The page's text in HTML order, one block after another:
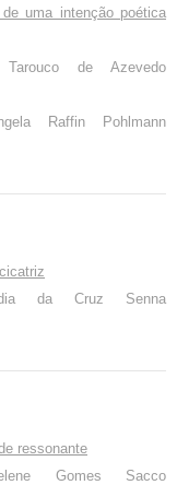
uma intenção poética
de Azevedo
Raffin Pohlmann
da Cruz Senna
ressonante
Gomes Sacco